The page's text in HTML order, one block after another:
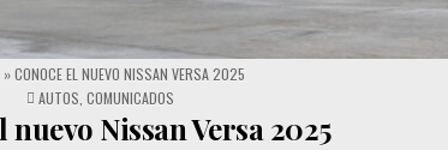
»CONOCE EL NUEVO NISSAN VERSA 2025
POSTED IN
AUTOS COMUNICADOS
nuevo Nissan Versa 2025